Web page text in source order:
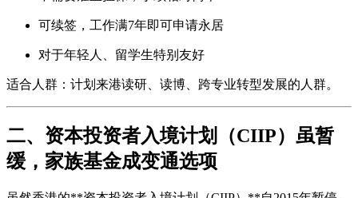
可续签，工作满7年即可申请永居
对于年轻人、留学生特别友好
适合人群：计划来港读研、读博、跨专业转型发展的人群。
二、资本投资者入境计划（CIIP）虽暂
缓，家族基金成变通选项